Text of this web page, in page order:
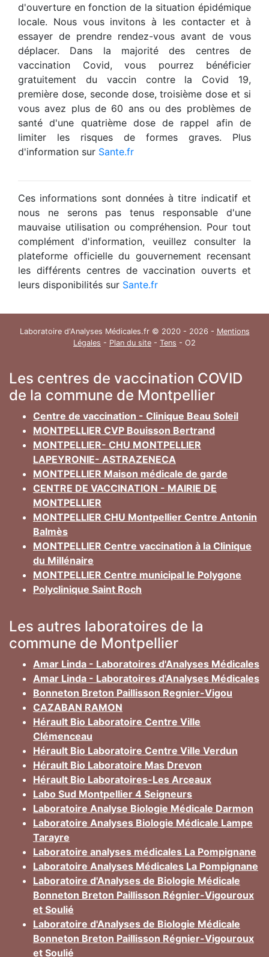
d'ouverture en fonction de la situation épidémique
locale. Nous vous invitons à les contacter et à
essayer de prendre rendez-vous avant de vous
déplacer. Dans la majorité des centres de
vaccination Covid, vous pourrez bénéficier
gratuitement du vaccin contre la Covid 19,
première dose, seconde dose, troisième dose et si
vous avez plus de 60 ans ou des problèmes de
santé d'une quatrième dose de rappel afin de
limiter les risques de formes graves. Plus
d'information sur Sante.fr
Ces informations sont données à titre indicatif et
nous ne serons pas tenus responsable d'une
mauvaise utilisation ou compréhension. Pour tout
complément d'information, veuillez consulter la
plateforme officielle du gouvernement recensant
les différents centres de vaccination ouverts et
leurs disponibilités sur Sante.fr
Laboratoire d'Analyses Médicales.fr © 2020 - 2026 - Mentions
Légales - Plan du site - Tens - O2
Les centres de vaccination COVID
de la commune de Montpellier
Centre de vaccination - Clinique Beau Soleil
MONTPELLIER CVP Bouisson Bertrand
MONTPELLIER- CHU MONTPELLIER
LAPEYRONIE- ASTRAZENECA
MONTPELLIER Maison médicale de garde
CENTRE DE VACCINATION - MAIRIE DE
MONTPELLIER
MONTPELLIER CHU Montpellier Centre Antonin
Balmès
MONTPELLIER Centre vaccination à la Clinique
du Millénaire
MONTPELLIER Centre municipal le Polygone
Polyclinique Saint Roch
Les autres laboratoires de la
commune de Montpellier
Amar Linda - Laboratoires d'Analyses Médicales
Amar Linda - Laboratoires d'Analyses Médicales
Bonneton Breton Paillisson Regnier-Vigou
CAZABAN RAMON
Hérault Bio Laboratoire Centre Ville
Clémenceau
Hérault Bio Laboratoire Centre Ville Verdun
Hérault Bio Laboratoire Mas Drevon
Hérault Bio Laboratoires-Les Arceaux
Labo Sud Montpellier 4 Seigneurs
Laboratoire Analyse Biologie Médicale Darmon
Laboratoire Analyses Biologie Médicale Lampe
Tarayre
Laboratoire analyses médicales La Pompignane
Laboratoire Analyses Médicales La Pompignane
Laboratoire d'Analyses de Biologie Médicale
Bonneton Breton Paillisson Régnier-Vigouroux
et Soulié
Laboratoire d'Analyses de Biologie Médicale
Bonneton Breton Paillisson Régnier-Vigouroux
et Soulié